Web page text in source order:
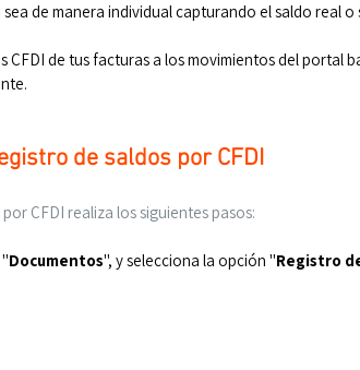
de manera individual capturando el saldo real
CFDI de tus facturas a los movimientos del portal
de saldos por CFDI
CFDI realiza los siguientes pasos:
Documentos", y selecciona la opción "Registro